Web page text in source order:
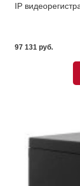
IP
97 131 pуб.